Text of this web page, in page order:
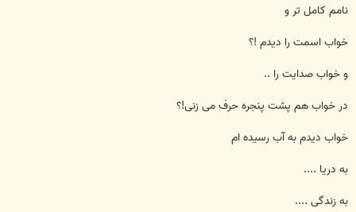
نامم کامل تر و
خواب اسمت را دیدم !؟
و خواب صدایت را ..
در خواب هم پشت پنجره حرف می زنی!؟
خواب دیدم به آب رسیده ام
به دریا ....
به زندگی ....